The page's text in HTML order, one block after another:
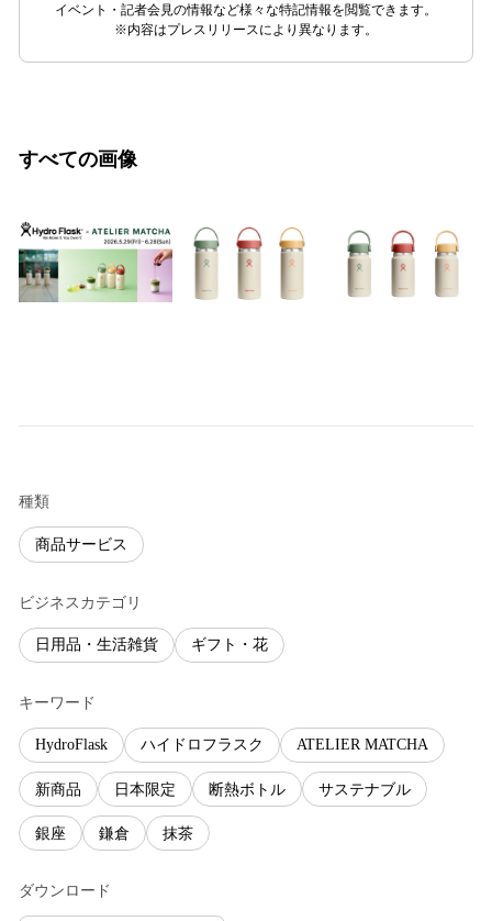
イベント・記者会見の情報など様々な特記情報を閲覧できます。
※内容はプレスリリースにより異なります。
すべての画像
種類
商品サービス
ビジネスカテゴリ
日用品・生活雑貨 ギフト・花
キーワード
HydroFlask ハイドロフラスク ATELIER MATCHA
新商品 日本限定 断熱ボトル サステナブル
銀座 鎌倉 抹茶
ダウンロード